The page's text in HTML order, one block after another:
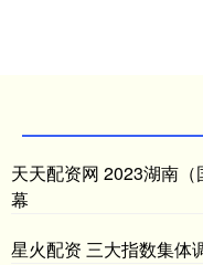
天天配资网 2023湖南
幕
星火配资 三大指数集体